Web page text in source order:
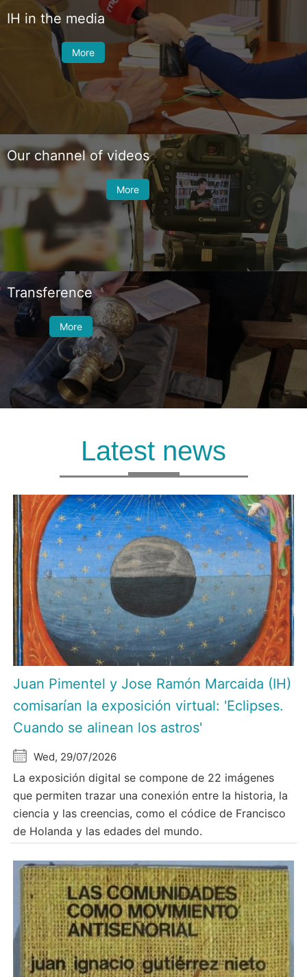
IH in the media
More
Our channel of videos
More
Transference
More
Latest news
Juan Pimentel y Jose Ramón Marcaida (IH)
comisarían la exposición virtual: 'Eclipses.
Cuando se alinean los astros'
Wed, 29/07/2026
La exposición digital se compone de 22 imágenes
que permiten trazar una conexión entre la historia, la
ciencia y las creencias, como el códice de Francisco
de Holanda y las edades del mundo.